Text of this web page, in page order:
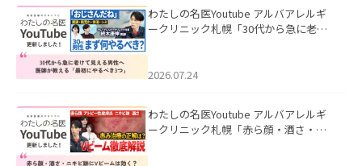
わたしの名医Youtube アルバアレルギ
ークリニック札幌「30代から急に老け
た。
2026.07.24
わたしの名医Youtube アルバアレルギ
ークリニック札幌「赤ら顔・酒さ・ニ